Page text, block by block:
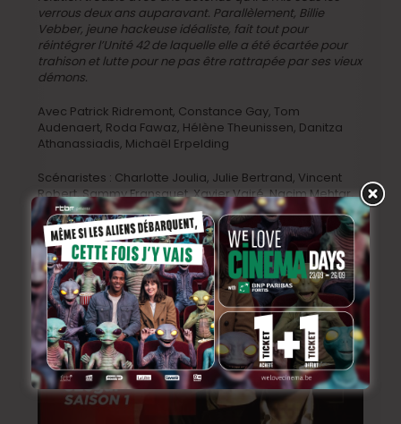
verrous deux ans auparavant. Parallèlement, Billie
Vebber, jeune hackeuse idéaliste, fait tout pour
réintégrer l’Unité 42 de laquelle elle a été écartée pour
trahison et lutte pour ne pas être rattrapée par ses vieux
démons.
Avec Patrick Ridremont, Constance Gay, Tom
Audenaert, Roda Fawaz, Hélène Theunissen, Danitza
Athanassiadis, Michaël Erpelding
Scénaristes : Charlotte Joulia, Julie Bertrand, Vincent
Robert, Sammy Fransquet, Xavier Vairé, Nacim Mehtar,
Olivier Daphnis Boelens, Vincent Guillemot
Réalisateurs : Mathieu Mortelmans, Christophe Wagner
et Hendrik Moonen